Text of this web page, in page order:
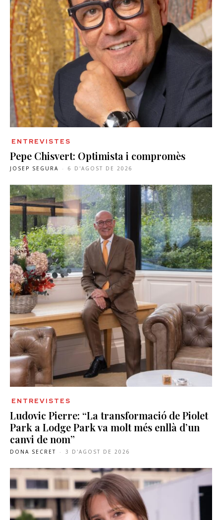
ENTREVISTES
Pepe Chisvert: Optimista i compromès
JOSEP SEGURA - 6 D'AGOST DE 2026
ENTREVISTES
Ludovic Pierre: “La transformació de Piolet
Park a Lodge Park va molt més enllà d’un
canvi de nom”
DONA SECRET - 3 D'AGOST DE 2026